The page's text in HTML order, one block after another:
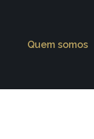
Quem somos